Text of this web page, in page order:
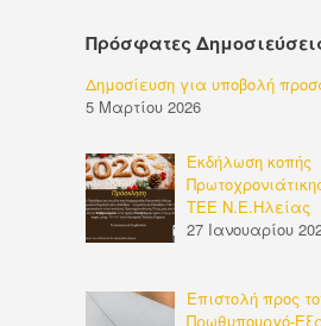
Πρόσφατες
Δημοσίευση για υποβολή
5 Μαρτίου 2026
Εκδήλωση κοπής
ΤΕΕ Ν.Ε.Ηλείας
27 Ιανουαρίου
Επιστολή προς
Πρωθυπουργό-